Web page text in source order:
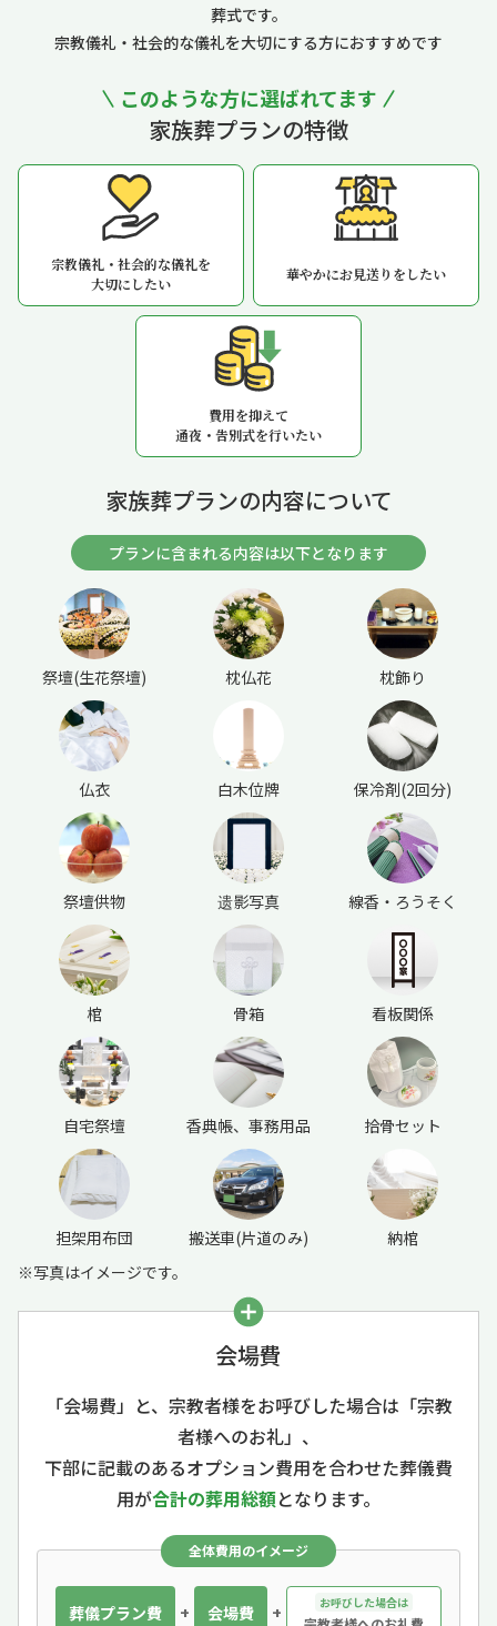
葬式です。
宗教儀礼・社会的な儀礼を大切にする方におすすめです
このような方に選ばれてます
家族葬プランの特徴
宗教儀礼・社会的な儀礼を
大切にしたい
華やかにお見送りをしたい
費用を抑えて
通夜・告別式を行いたい
家族葬プランの内容について
プランに含まれる内容は以下となります
祭壇(生花祭壇) 枕仏花 枕飾り
仏衣 白木位牌 保冷剤(2回分)
祭壇供物 遗影写真 線香・ろうそく
棺 骨箱 看板関係
自宅祭壇 香典帳、事務用品 拾骨セット
担架用布団 搬送車(片道のみ)
納棺
※写真はイメージです。
会場費
「会場費」と、宗教者様をお呼びした場合は「宗教
者様へのお礼」、
下部に記載のあるオプション費用を合わせた葬儀費
用が合計の葬用総額となります。
全体費用のイメージ
葬儀プラン費 + 会場費 + お呼びした場合は